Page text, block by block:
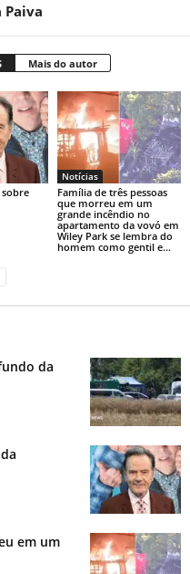
Paiva
Mais do autor
Notícias
Família de três pessoas
que morreu em um
grande incêndio no
apartamento da vovó em
Wiley Park se lembra do
homem como gentil e...
da
em um